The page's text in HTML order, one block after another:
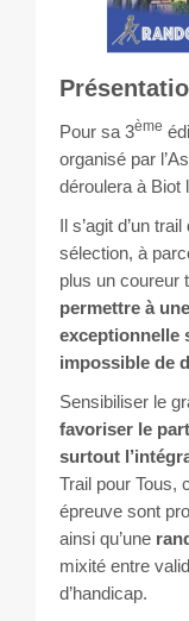
Rugby Riviera
Partenaires &
Partenaires
Contact
Pour sa 3ème
organisé par
déroulera à Biot
Il s’agit d’un trail
sélection, à
plus un coureur
permettre à
exceptionnelle
impossible de
Sensibiliser le
favoriser le
surtout
Trail pour Tous,
épreuve sont
ainsi qu’une
mixité entre
d’handicap.